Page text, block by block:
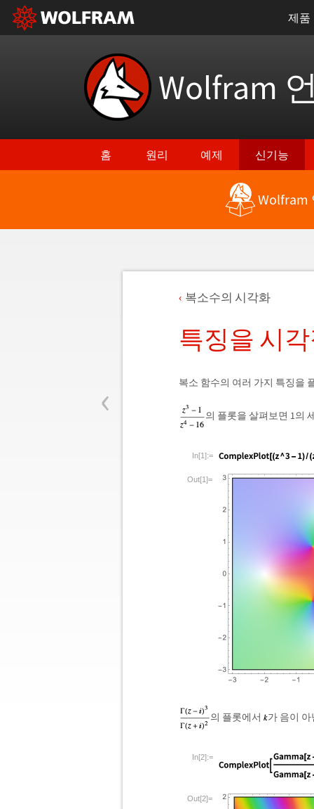
제품
Wolfram
홈 원리 예제 신기능
Wolfram
‹
복소수의 시각화
특징을 시
복소 함수의 여러 가지 특징을
의 플롯을 살펴보면 1의
In[1]:=
Out[1]=
의 플롯에서 가 음이
In[2]:=
Out[2]=